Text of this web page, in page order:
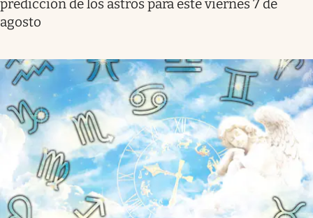
predicción de los astros para este viernes 7 de
agosto